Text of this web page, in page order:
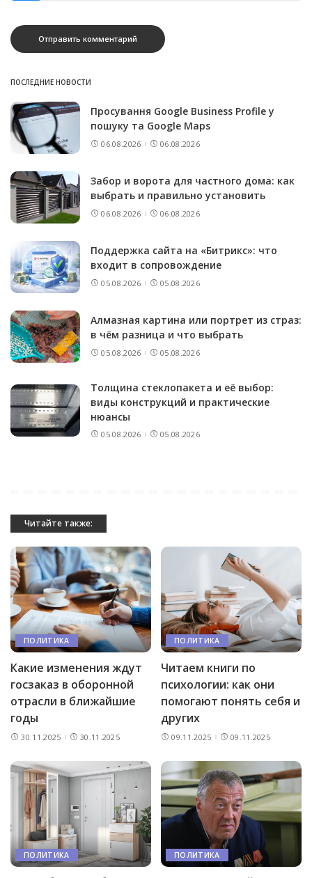
ПОСЛЕДНИЕ НОВОСТИ
Просування Google Business Profile у
пошуку та Google Maps
06.08.2026 06.08.2026
Забор и ворота для частного дома: как
выбрать и правильно установить
06.08.2026 06.08.2026
Поддержка сайта на «Битрикс»: что
входит в сопровождение
05.08.2026 05.08.2026
Алмазная картина или портрет из страз:
в чём разница и что выбрать
05.08.2026 05.08.2026
Толщина стеклопакета и её выбор:
виды конструкций и практические
нюансы
05.08.2026 05.08.2026
Читайте также:
ПОЛИТИКА
Какие изменения ждут
госзаказ в оборонной
отрасли в ближайшие
годы
30.11.2025 30.11.2025
ПОЛИТИКА
Читаем книги по
психологии: как они
помогают понять себя и
других
09.11.2025 09.11.2025
ПОЛИТИКА ПОЛИТИКА